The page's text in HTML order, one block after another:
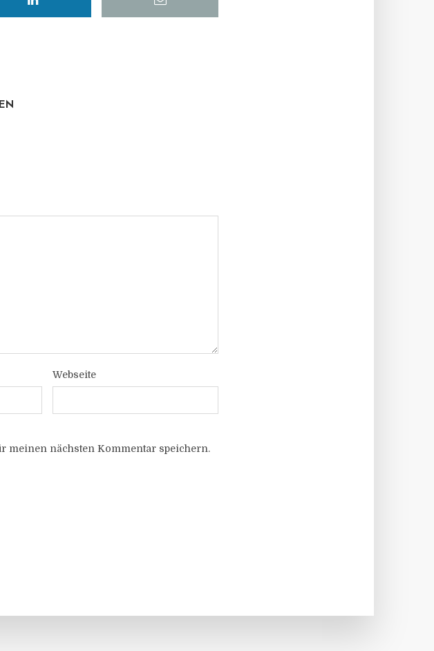
Webseite
meinen nächsten Kommentar speichern.